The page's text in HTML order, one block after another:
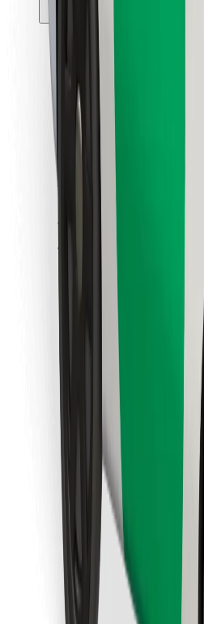
Όροι & Προϋποθέσεις
Cookies
Ασφάλεια
Πάρε ταξί μέσα σε λίγα
Κατέβασε την
Βρείτε το αγαπημένο σας
Κατεβάστε την